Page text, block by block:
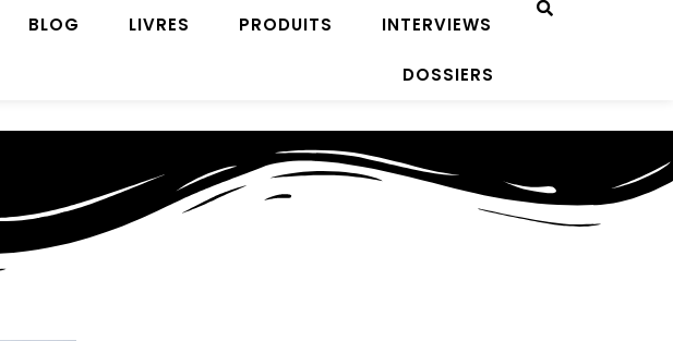
BLOG LIVRES PRODUITS INTERVIEWS
DOSSIERS